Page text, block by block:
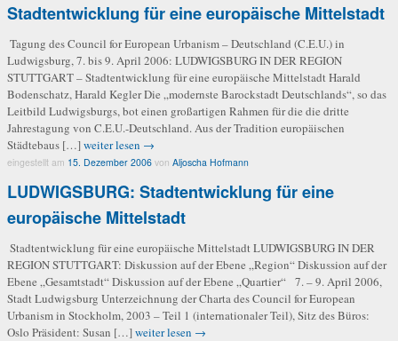
Stadtentwicklung für eine europäische Mittelstadt
Tagung des Council for European Urbanism – Deutschland (C.E.U.) in
Ludwigsburg, 7. bis 9. April 2006: LUDWIGSBURG IN DER REGION
STUTTGART – Stadtentwicklung für eine europäische Mittelstadt Harald
Bodenschatz, Harald Kegler Die „modernste Barockstadt Deutschlands“, so das
Leitbild Ludwigsburgs, bot einen großartigen Rahmen für die die dritte
Jahrestagung von C.E.U.-Deutschland. Aus der Tradition europäischen
Städtebaus […]weiter lesen →
eingestellt am 15. Dezember 2006 von Aljoscha Hofmann
LUDWIGSBURG: Stadtentwicklung für eine
europäische Mittelstadt
Stadtentwicklung für eine europäische Mittelstadt LUDWIGSBURG IN DER
REGION STUTTGART: Diskussion auf der Ebene „Region“ Diskussion auf der
Ebene „Gesamtstadt“ Diskussion auf der Ebene „Quartier“ 7. – 9. April 2006,
Stadt Ludwigsburg Unterzeichnung der Charta des Council for European
Urbanism in Stockholm, 2003 – Teil 1 (internationaler Teil), Sitz des Büros:
Oslo Präsident: Susan […]weiter lesen →